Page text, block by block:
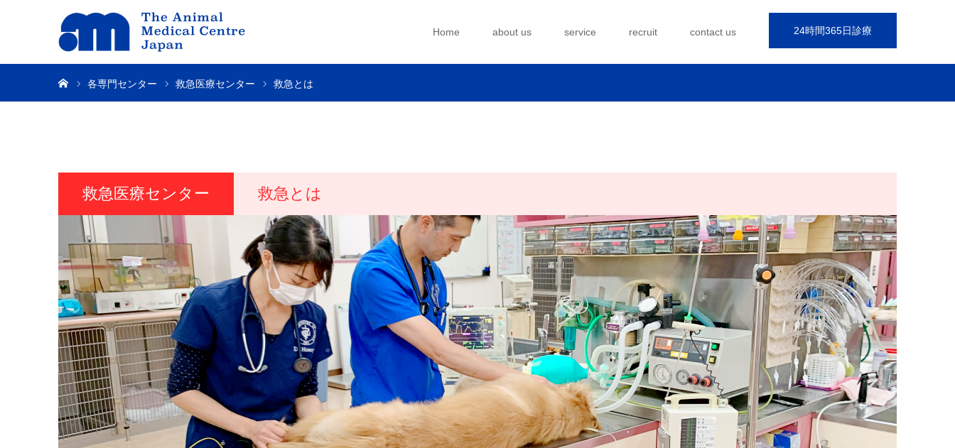
24時間365日診療
Home about us service recruit contact us
各専門センター 救急医療センター 救急とは
救急医療センター 救急とは